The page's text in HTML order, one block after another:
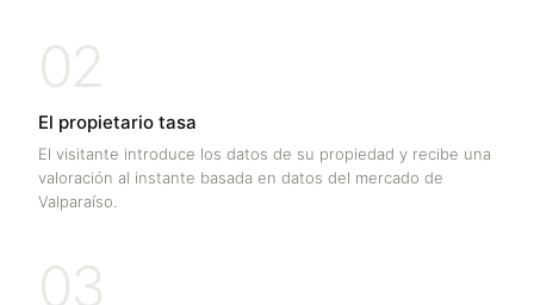
02
El propietario tasa
El visitante introduce los datos de su propiedad y recibe una
valoración al instante basada en datos del mercado de
Valparaíso
03